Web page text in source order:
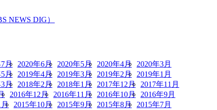
NEWS DIG）
月 2020年6月 2020年5月 2020年4月 2020年3月
月 2019年4月 2019年3月 2019年2月 2019年1月
月 2018年2月 2018年1月 2017年12月 2017年11月
2016年12月 2016年11月 2016年10月 2016年9月
月 2015年10月 2015年9月 2015年8月 2015年7月